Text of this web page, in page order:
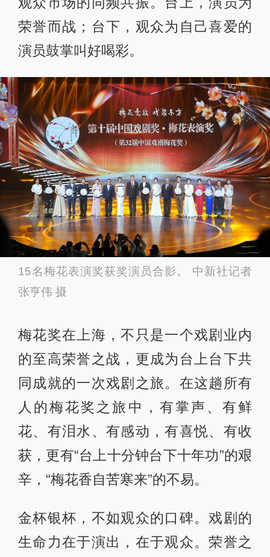
荣誉而战；台下，观众为自己喜爱的
演员鼓掌叫好喝彩。
15名梅花表演奖获奖演员合影。 中新社记者
张亨伟 摄
梅花奖在上海，不只是一个戏剧业内
的至高荣誉之战，更成为台上台下共
同成就的一次戏剧之旅。在这趟所有
人的梅花奖之旅中，有掌声、有鲜
花、有泪水、有感动，有喜悦、有收
获，更有“台上十分钟台下十年功”的艰
辛，“梅花香自苦寒来”的不易。
金杯银杯，不如观众的口碑。戏剧的
生命力在于演出，在于观众。荣誉之